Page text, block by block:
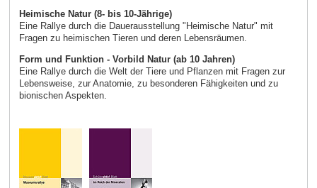
Heimische Natur (8- bis 10-Jährige)
Eine Rallye durch die Dauerausstellung "Heimische Natur" mit
Fragen zu heimischen Tieren und deren Lebensräumen.
Form und Funktion - Vorbild Natur (ab 10 Jahren)
Eine Rallye durch die Welt der Tiere und Pflanzen mit Fragen zur
Lebensweise, zur Anatomie, zu besonderen Fähigkeiten und zu
bionischen Aspekten.